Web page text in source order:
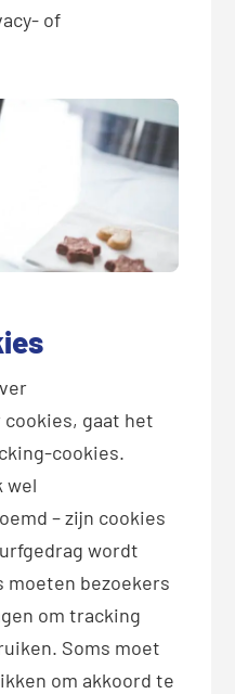
of
gaat het
cookies.
wel
– zijn cookies
wordt
moeten bezoekers
om tracking
Soms moet
om akkoord te